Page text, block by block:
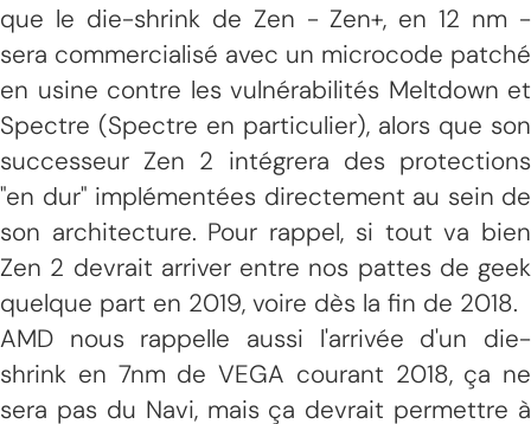
que le die-shrink de Zen - Zen+, en 12 nm -
sera commercialisé avec un microcode patché
en usine contre les vulnérabilités Meltdown et
Spectre (Spectre en particulier), alors que son
successeur Zen 2 intégrera des protections
"en dur" implémentées directement au sein de
son architecture. Pour rappel, si tout va bien
Zen 2 devrait arriver entre nos pattes de geek
quelque part en 2019, voire dès la fin de 2018.
AMD nous rappelle aussi l'arrivée d'un die-
shrink en 7nm de VEGA courant 2018, ça ne
sera pas du Navi, mais ça devrait permettre à